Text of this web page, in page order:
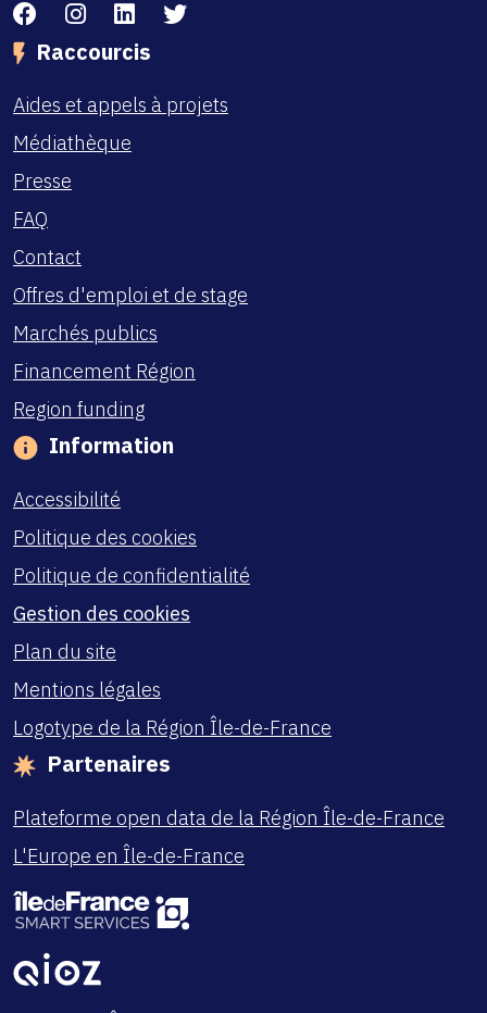
FacebookInstagram
LinkedinTwitter
Raccourcis
Aides et appels à projets
Médiathèque
Presse
FAQ
Contact
Offres d'emploi et de stage
Marchés publics
Financement Région
Region funding
Information
Accessibilité
Politique des cookies
Politique de confidentialité
Gestion des cookies
Plan du site
Mentions légales
Logotype de la Région Île-de-France
Partenaires
Plateforme open data de la Région Île-de-France
L'Europe en Île-de-France